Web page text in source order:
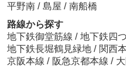
平野南 / 島屋 / 南船橋
路線から探す
地下鉄御堂筋線 / 地下鉄四
地下鉄長堀鶴見緑地 / 関西
京阪本線 / 阪急京都本線 /